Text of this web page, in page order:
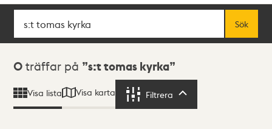
Sök
Sök
Sökresultat
0 träffar på s:t tomas kyrka
Visa lista Visa karta Filtrera